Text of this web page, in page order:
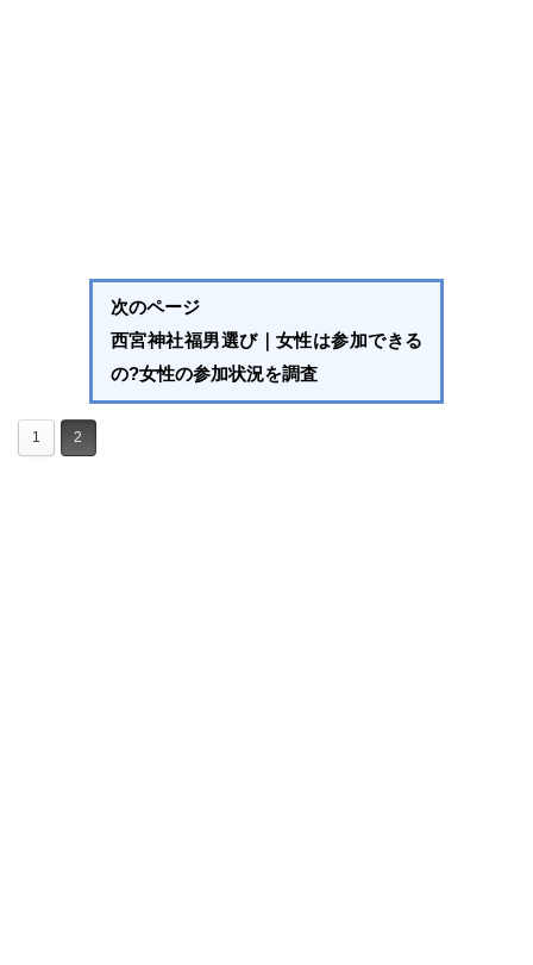
次のページ
西宮神社福男選び｜女性は参加できる
の?女性の参加状況を調査
1 2